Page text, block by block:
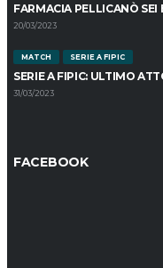
FARMACIA PELLICANÒ SEI
20/03/2023
MATCH SERIE A FIPIC
SERIE A FIPIC: ULTIMO
31/03/2023
FACEBOOK